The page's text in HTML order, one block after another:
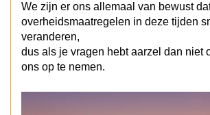
We zijn er ons allemaal van bewust
overheidsmaatregelen in deze tijden
veranderen,
dus als je vragen hebt aarzel dan niet
ons op te nemen.